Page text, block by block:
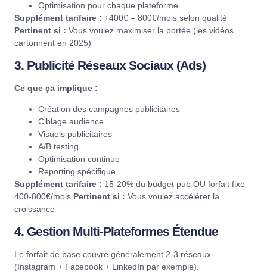
Optimisation pour chaque plateforme
Supplément tarifaire : +400€ – 800€/mois selon qualité
Pertinent si : Vous voulez maximiser la portée (les vidéos
cartonnent en 2025)
3. Publicité Réseaux Sociaux (Ads)
Ce que ça implique :
Création des campagnes publicitaires
Ciblage audience
Visuels publicitaires
A/B testing
Optimisation continue
Reporting spécifique
Supplément tarifaire : 15-20% du budget pub OU forfait fixe
400-800€/mois Pertinent si : Vous voulez accélérer la
croissance
4. Gestion Multi-Plateformes Étendue
Le forfait de base couvre généralement 2-3 réseaux
(Instagram + Facebook + LinkedIn par exemple).